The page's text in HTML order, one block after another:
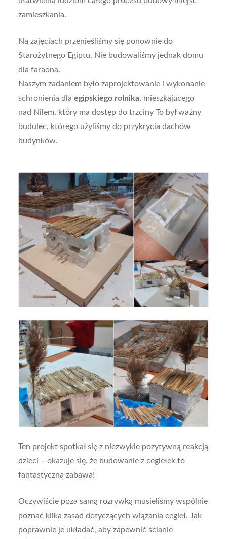
zamieszkania.
Na zajęciach przenieśliśmy się ponownie do
Starożytnego Egiptu. Nie budowaliśmy jednak domu
dla faraona.
Naszym zadaniem było zaprojektowanie i wykonanie
schronienia dla egipskiego rolnika, mieszkającego
nad Nilem, który ma dostęp do trzciny To był ważny
budulec, którego użyliśmy do przykrycia dachów
budynków.
Ten projekt spotkał się z niezwykle pozytywną reakcją
dzieci – okazuje się, że budowanie z cegiełek to
fantastyczna zabawa!
Oczywiście poza samą rozrywką musieliśmy wspólnie
poznać kilka zasad dotyczących wiązania cegieł. Jak
poprawnie je układać, aby zapewnić ścianie